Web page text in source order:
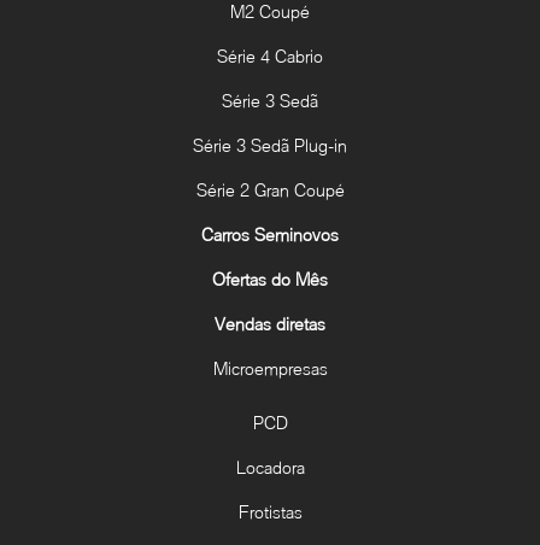
M2 Coupé
Série 4 Cabrio
Série 3 Sedã
Série 3 Sedã Plug-in
Série 2 Gran Coupé
Carros Seminovos
Ofertas do Mês
Vendas diretas
Microempresas
PCD
Locadora
Frotistas